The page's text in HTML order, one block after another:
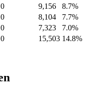
0 9,156
8.7%
0 8,104
7.7%
0 7,323
7.0%
0 15,503 14.8%